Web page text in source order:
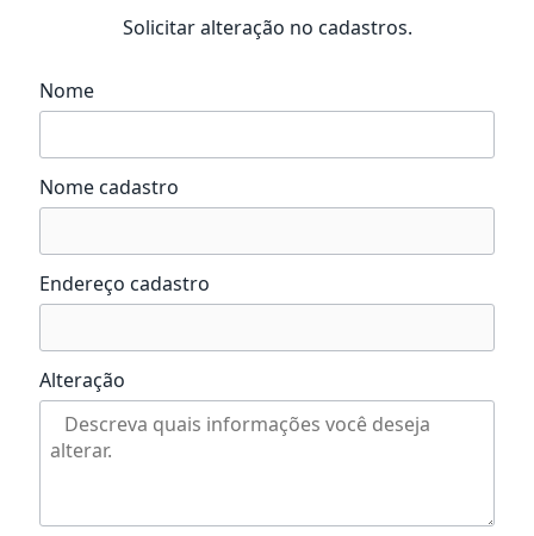
Solicitar alteração no cadastros.
Nome
Nome cadastro
Endereço cadastro
Alteração